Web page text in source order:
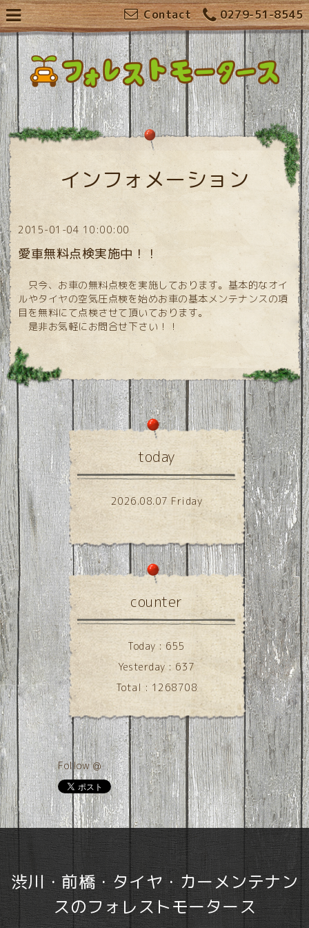
0279-51-8545
Contact
インフォメーション
2015-01-04 10:00:00
愛車無料点検実施中！！
只今、お車の無料点検を実施しております。基本的なオイ
ルやタイヤの空気圧点検を始めお車の基本メンテナンスの項
目を無料にて点検させて頂いております。
是非お気軽にお問合せ下さい！！
today
2026.08.07 Friday
counter
Today :655
Yesterday : 637
Total : 1268708
Follow @
渋川・前橋・タイヤ・カーメンテナン
スのフォレストモータース